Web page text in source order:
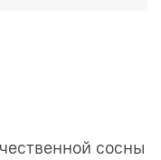
сосны